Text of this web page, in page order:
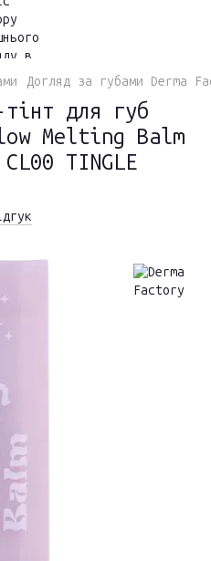
Догляд за губами Derma
тінт для губ
Melting Balm
TINGLE